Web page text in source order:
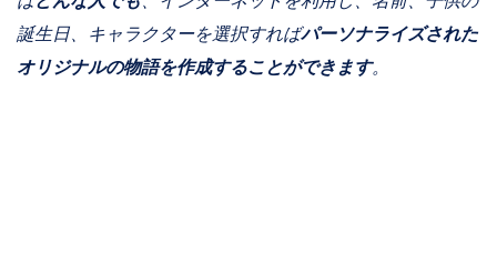
誕生日、キャラクターを選択すればパーソナライズされた
オリジナルの物語を作成することができます。